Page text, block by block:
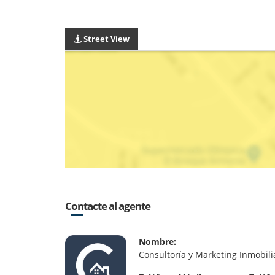
Street View
Contacte al agente
Nombre:
Consultoría y Marketing